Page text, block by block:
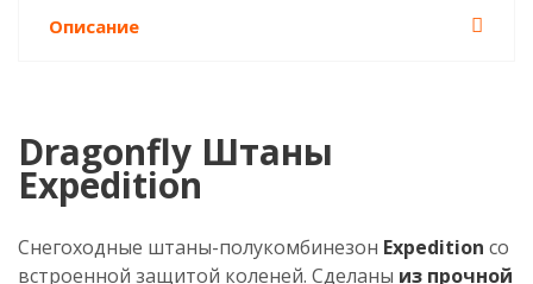
Описание
Dragonfly Штаны
Expedition
Снегоходные штаны-полукомбинезон Expedition со
встроенной защитой коленей. Сделаны из прочной